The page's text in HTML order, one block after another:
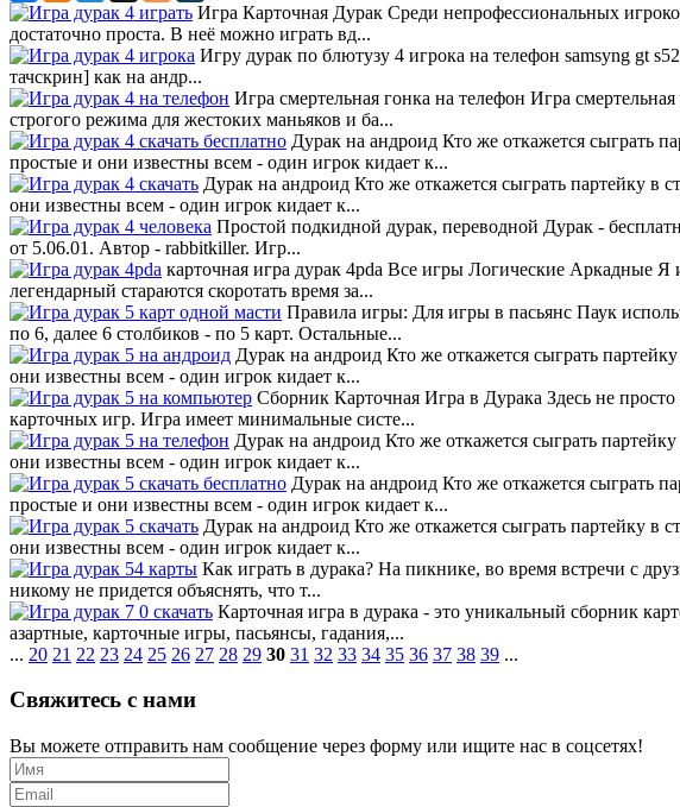
Игра Карточная Дурак Среди непрофессиональных
достаточно проста. В неё можно играть вд...
Игру дурак по блютузу 4 игрока на телефон samsyng gt
тачскрин] как на андр...
Игра смертельная гонка на телефон Игра
строгого режима для жестоких маньяков и ба...
Дурак на андроид Кто же откажется сыграть
простые и они известны всем - один игрок кидает к...
Дурак на андроид Кто же откажется сыграть партейку в
они известны всем - один игрок кидает к...
Простой подкидной дурак, переводной Дурак -
от 5.06.01. Автор - rabbitkiller. Игр...
карточная игра дурак 4pda Все игры Логические Аркадные
легендарный стараются скоротать время за...
Правила игры: Для игры в пасьянс Паук
по 6, далее 6 столбиков - по 5 карт. Остальные...
Дурак на андроид Кто же откажется сыграть
они известны всем - один игрок кидает к...
Сборник Карточная Игра в Дурака Здесь не
карточных игр. Игра имеет минимальные систе...
Дурак на андроид Кто же откажется сыграть
они известны всем - один игрок кидает к...
Дурак на андроид Кто же откажется сыграть
простые и они известны всем - один игрок кидает к...
Дурак на андроид Кто же откажется сыграть партейку в
они известны всем - один игрок кидает к...
Как играть в дурака? На пикнике, во время встречи с
никому не придется объяснять, что т...
Карточная игра в дурака - это уникальный сборник
азартные, карточные игры, пасьянсы, гадания,...
... 20 21 22 23 24 25 26 27 28 29 30 31 32 33 34 35 36 37 38 39 ...
Свяжитесь с нами
Вы можете отправить нам сообщение через форму или ищите нас в соцсетях!